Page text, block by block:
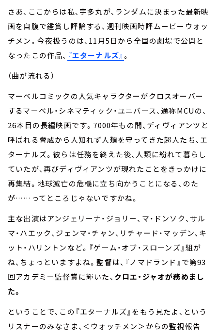
さあ、ここからは私、宇多丸が、ランダムに決まった最新映
画を自腹で鑑賞し評論する、週刊映画時評ムービーウォッ
チメン。今夜扱うのは、11月5日から全国の劇場で公開と
なったこの作品、 『エターナルズ』。
（曲が流れる）
マーベルコミックの人気キャラクターがクロスオーバー
するマーベル・シネマティック・ユニバース、通称MCUの、
26本目の長編映画です。7000年もの間、ディヴィアンツと
呼ばれる脅威から人知れず人類を守ってきた超人たち、エ
ターナルズ。彼らは任務を終えた後、人類に紛れて暮らし
ていたが、再びディヴィアンツが現れたことをきっかけに
再集結。地球滅亡の危機に立ち向かうことになる、のた
が……ってところじゃないですかね。
主な出演はアンジェリーナ・ジョリー、マ・ドンソク、サル
マ・ハエック、ジェンマ・チャン、リチャード・マッデン、キ
ット・ハリントンなど。『ゲーム・オブ・スローンズ』組が
ね、ちょっといますよね。監督は、『ノマドランド』で第93
回アカデミー監督賞に輝いた、 クロエ・ジャオが務めまし
た。
ということで、この『エターナルズ』をもう見たよ、という
リスナーのみなさま、＜ウォッチメン＞からの監視報告